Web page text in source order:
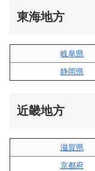
東海地方
岐阜県
静岡県
近畿地方
滋賀県
京都府